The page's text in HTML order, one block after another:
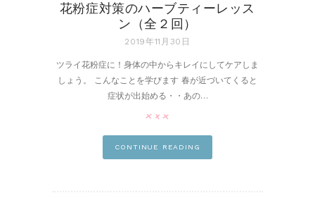
花粉症対策のハーブティーレッス
ン（全２回）
2019年11月30日
ツライ花粉症に！身体の中からキレイにしてケアしま
しょう。 こんなことを学びます 春が近づいてくると
症状が出始める・・あの…
CONTINUE READING